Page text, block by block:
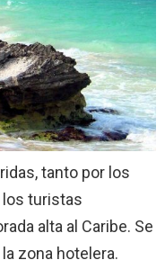
tanto por los
los turistas
alta al Caribe. Se
zona hotelera.